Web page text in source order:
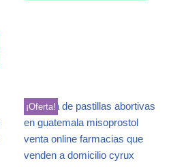
¡Oferta!